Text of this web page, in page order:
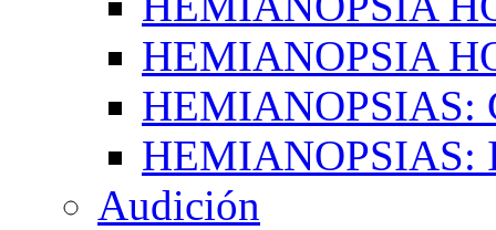
HEMIANOPSIA
HEMIANOPSIAS:
HEMIANOPSIAS:
Audición